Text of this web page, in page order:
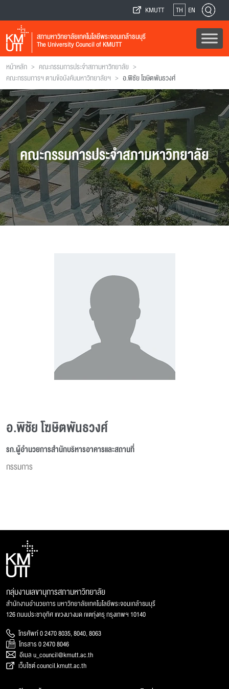
KMUTT TH EN
สภามหาวิทยาลัยเทคโนโลยีพระจอมเกล้าธนบุรี
The University Council of KMUTT
หน้าหลัก > คณะกรรมการประจำสภามหาวิทยาลัย >
คณะกรรมการฯ ตามข้อบังคับมหาวิทยาลัยฯ > อ.พิชัย โฆษิตพันธวงศ์
คณะกรรมการประจำสภามหาวิทยาลัย
อ.พิชัย โฆษิตพันธวงศ์
รก.ผู้อำนวยการสำนักบริหารอาคารและสถานที่
กรรมการ
กลุ่มงานเลขานุการสภามหาวิทยาลัย
สำนักงานอำนวยการ มหาวิทยาลัยเทคโนโลยีพระจอมเกล้าธนบุรี
126 ถนนประชาอุทิศ แขวงบางมด เขตทุ่งครุ กรุงเทพฯ 10140
โทรศัพท์ 0 2470 8035, 8040, 8063
โทรสาร 0 2470 8046
อีเมล u_council@kmutt.ac.th
เว็บไซต์ council.kmutt.ac.th